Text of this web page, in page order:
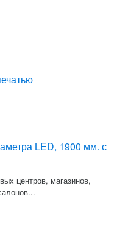
LED, 1900 мм. с
центров, магазинов,